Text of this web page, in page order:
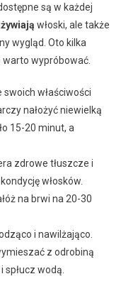
są w każdej
włoski, ale także
wygląd. Oto kilka
wypróbować.
swoich właściwości
nałożyć niewielką
15-20 minut, a
zdrowe tłuszcze i
włosków.
na brwi na 20-30
i nawilżająco.
z odrobiną
spłucz wodą.